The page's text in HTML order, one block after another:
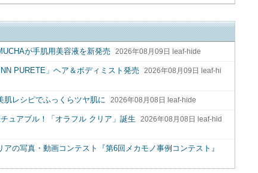
が手肌用美容液を新発売 2026年08月09日 leaf-hide
PURETE」ヘア＆ボディミスト発売
2026年08月09日 leaf-hi
肌レシピでふっくらツヤ肌に 2026年08月08日 leaf-hide
ュアブル！「オラフル クリア」誕生
2026年08月08日 leaf-hid
の写真・動画コンテスト『第6回メカモノ事例コンテスト』